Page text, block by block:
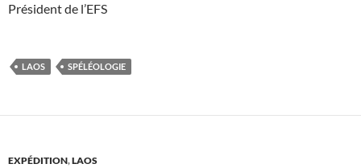
Président de l’EFS
LAOS SPÉLÉOLOGIE
EXPÉDITION,LAOS